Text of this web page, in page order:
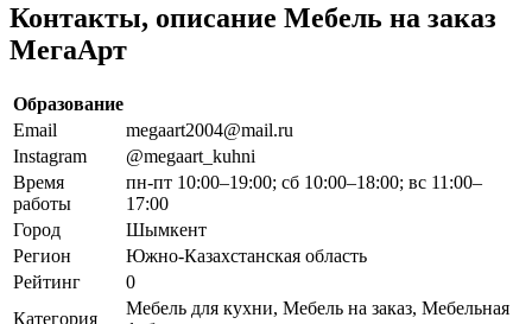
Контакты, описание Мебель на заказ
МегаАрт
Образование
Email
megaart2004@mail.ru
Instagram
@megaart_kuhni
Время
работы
пн-пт 10:00–19:00; сб 10:00–18:00; вс 11:00–
17:00
Город
Шымкент
Регион
Южно-Казахстанская область
Рейтинг
0
Категория
Мебель для кухни, Мебель на заказ, Мебельная